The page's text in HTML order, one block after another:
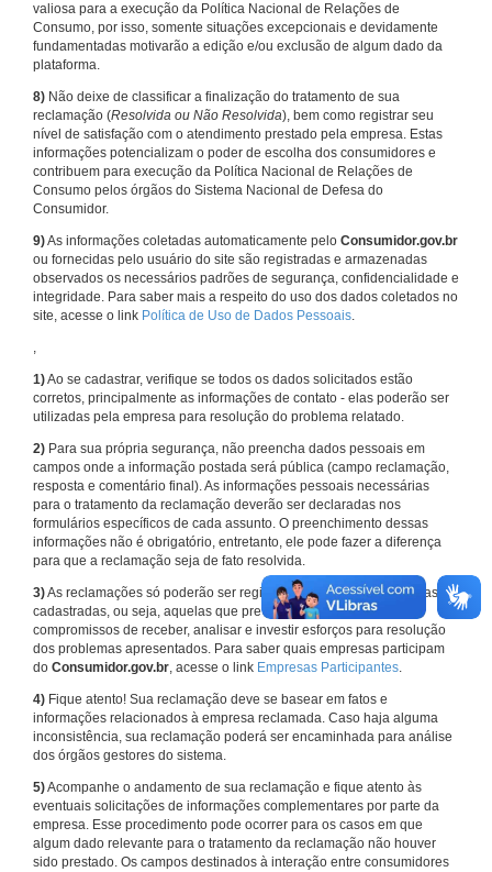
valiosa para a execução da Política Nacional de Relações de
Consumo, por isso, somente situações excepcionais e devidamente
fundamentadas motivarão a edição e/ou exclusão de algum dado da
plataforma.
8) Não deixe de classificar a finalização do tratamento de sua
reclamação (Resolvida ou Não Resolvida), bem como registrar seu
nível de satisfação com o atendimento prestado pela empresa. Estas
informações potencializam o poder de escolha dos consumidores e
contribuem para execução da Política Nacional de Relações de
Consumo pelos órgãos do Sistema Nacional de Defesa do
Consumidor.
9)As informações coletadas automaticamente pelo Consumidor.gov.br
ou fornecidas pelo usuário do site são registradas e armazenadas
observados os necessários padrões de segurança, confidencialidade e
integridade. Para saber mais a respeito do uso dos dados coletados no
site, acesse o link Política de Uso de Dados Pessoais.
,
1)Ao se cadastrar, verifique se todos os dados solicitados estão
corretos, principalmente as informações de contato - elas poderão ser
utilizadas pela empresa para resolução do problema relatado.
2) Para sua própria segurança, não preencha dados pessoais em
campos onde a informação postada será pública (campo reclamação,
resposta e comentário final). As informações pessoais necessárias
para o tratamento da reclamação deverão ser declaradas nos
formulários específicos de cada assunto. O preenchimento dessas
informações não é obrigatório, entretanto, ele pode fazer a diferença
para que a reclamação seja de fato resolvida.
3)As reclamações só poderão ser registradas em face de empresas
cadastradas, ou seja, aquelas que previamente assumiram
compromissos de receber, analisar e investir esforços para resolução
dos problemas apresentados. Para saber quais empresas participam
do Consumidor.gov.br, acesse o link Empresas Participantes.
4) Fique atento! Sua reclamação deve se basear em fatos e
informações relacionados à empresa reclamada. Caso haja alguma
inconsistência, sua reclamação poderá ser encaminhada para análise
dos órgãos gestores do sistema.
5)Acompanhe o andamento de sua reclamação e fique atento às
eventuais solicitações de informações complementares por parte da
empresa. Esse procedimento pode ocorrer para os casos em que
algum dado relevante para o tratamento da reclamação não houver
sido prestado. Os campos destinados à interação entre consumidores